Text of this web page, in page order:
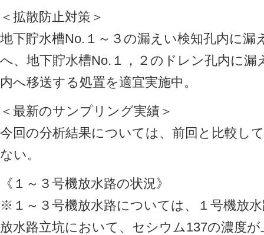
＜拡散防止対策＞
地下貯水槽No.１～３の漏えい検知孔内に
へ、地下貯水槽No.１，２のドレン孔内に漏
内へ移送する処置を適宜実施中。
＜最新のサンプリング実績＞
今回の分析結果については、前回と比較し
ない。
《１～３号機放水路の状況》
※１～３号機放水路については、１号機放
放水路立坑において、セシウム137の濃度